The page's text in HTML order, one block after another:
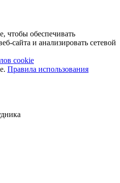
чтобы обеспечивать
сайта и анализировать сетевой
cookie
Правила использования